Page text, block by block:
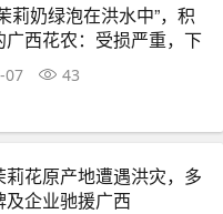
莉奶绿泡在洪水中”，积
广西花农：受损严重，下
可摘
07 43
莉花原产地遭遇洪灾，多
及企业驰援广西